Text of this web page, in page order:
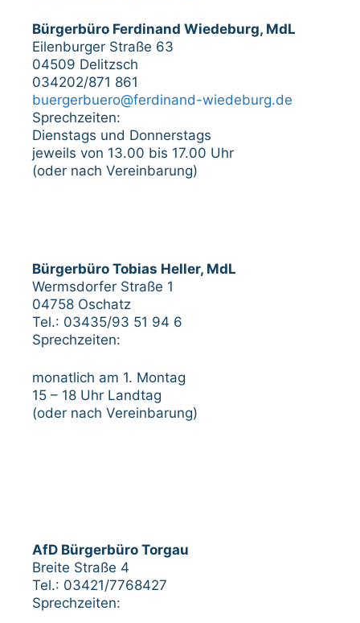
Bürgerbüro Ferdinand Wiedeburg, MdL
Eilenburger Straße 63
04509 Delitzsch
034202/871 861
buergerbuero@ferdinand-wiedeburg.de
Sprechzeiten:
Dienstags und Donnerstags
jeweils von 13.00 bis 17.00 Uhr
(oder nach Vereinbarung)
Bürgerbüro Tobias Heller, MdL
Wermsdorfer Straße 1
04758 Oschatz
Tel.: 03435/93 51 94 6
Sprechzeiten:
monatlich am 1. Montag
15 – 18 Uhr Landtag
(oder nach Vereinbarung)
AfD Bürgerbüro Torgau
Breite Straße 4
Tel.: 03421/7768427
Sprechzeiten: